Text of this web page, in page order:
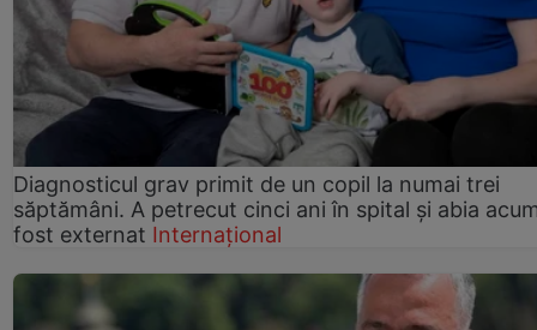
Diagnosticul grav primit de un copil la numai trei
săptămâni. A petrecut cinci ani în spital și abia
fost externat Internațional